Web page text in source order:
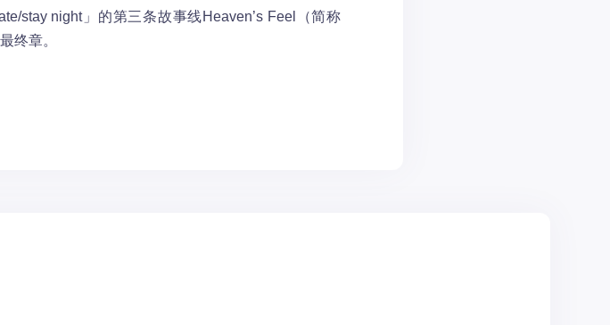
stay night」的第三条故事线Heaven’s Feel（简称
终章。